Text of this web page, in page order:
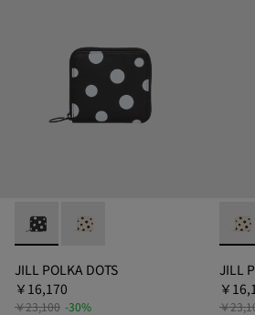
JILL POLKA DOTS - B6268-011 -
JILL POLKA DOTS - B6268-
JILL POLKA DOTS
￥16,170
￥23,100 -30%
JILL
￥
￥